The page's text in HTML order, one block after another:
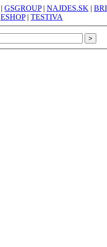
| GSGROUP| NAJDES.SK |
ESHOP| TESTIVA